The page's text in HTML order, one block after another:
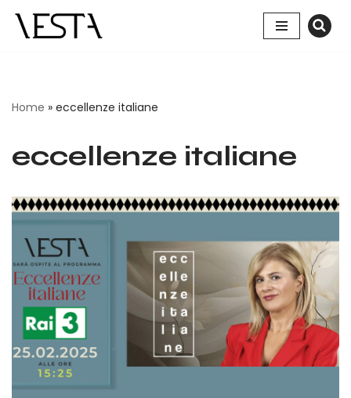
Vai
Home » eccellenze italiane
eccellenze italiane